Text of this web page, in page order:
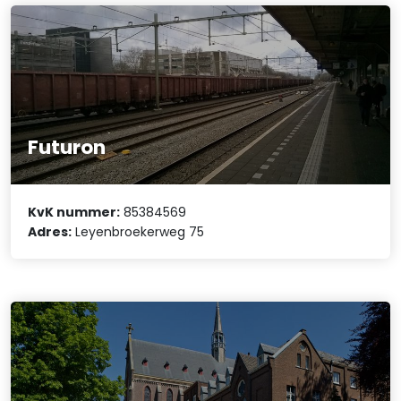
Futuron
KvK nummer: 85384569
Adres: Leyenbroekerweg 75